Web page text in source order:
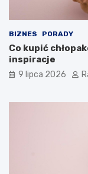
BIZNES PORADY
Co kupić
inspiracje
9 lipca 2026